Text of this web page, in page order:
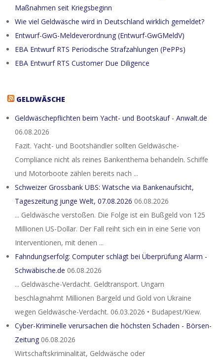
Maßnahmen seit Kriegsbeginn
Wie viel Geldwäsche wird in Deutschland wirklich gemeldet?
Entwurf-GwG-Meldeverordnung (Entwurf-GwGMeldV)
EBA Entwurf RTS Periodische Strafzahlungen (PePPs)
EBA Entwurf RTS Customer Due Diligence
GELDWÄSCHE
Geldwäschepflichten beim Yacht- und Bootskauf - Anwalt.de
06.08.2026
Fazit. Yacht- und Bootshändler sollten Geldwäsche-
Compliance nicht als reines Bankenthema behandeln. Schiffe
und Motorboote zählen bereits nach ...
Schweizer Grossbank UBS: Watsche via Bankenaufsicht,
Tageszeitung junge Welt, 07.08.2026 06.08.2026
... Geldwäsche verstoßen. Die Folge ist ein Bußgeld von 125
Millionen US-Dollar. Der Fall reiht sich ein in eine Serie von
Interventionen, mit denen ...
Fahndungserfolg: Computer schlägt bei Überprüfung Alarm -
Schwäbische.de 06.08.2026
... Geldwäsche-Verdacht. Geldtransport. Ungarn
beschlagnahmt Millionen Bargeld und Gold von Ukraine
wegen Geldwäsche-Verdacht. 06.03.2026 • Budapest/Kiew.
Cyber-Kriminelle verursachen die höchsten Schaden - Börsen-
Zeitung 06.08.2026
Wirtschaftskriminalität, Geldwäsche oder